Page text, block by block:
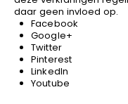
daar geen invloed op.
Facebook
Google+
Twitter
Pinterest
LinkedIn
Youtube